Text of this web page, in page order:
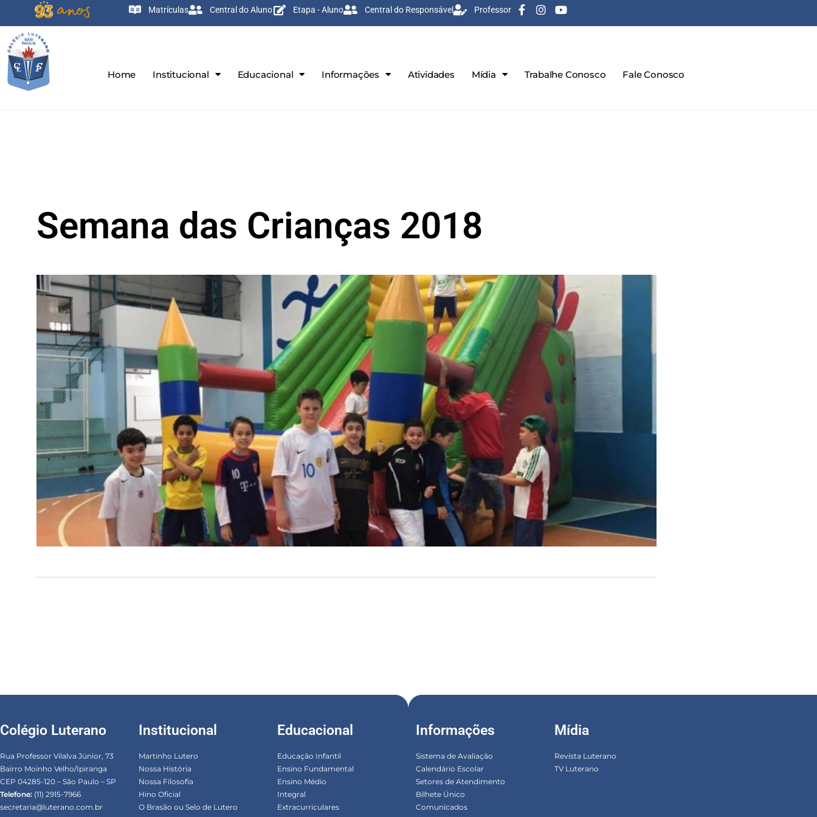
Matrículas Central do Aluno Etapa - Aluno Central do Responsável Professor
Home Institucional Educacional Informações Atividades Mídia Trabalhe Conosco Fale Conosco
Semana das Crianças 2018
Colégio Luterano
Rua Professor Vilalva Júnior, 73
Bairro Moinho Velho/Ipiranga
CEP 04285-120 – São Paulo – SP
Telefone: (11) 2915-7966
secretaria@luterano.com.br
Institucional
Martinho Lutero
Nossa História
Nossa Filosofia
Hino Oficial
O Brasão ou Selo de Lutero
Educacional
Educação Infantil
Ensino Fundamental
Ensino Médio
Integral
Extracurriculares
Informações
Sistema de Avaliação
Calendário Escolar
Setores de Atendimento
Bilhete Único
Comunicados
Mídia
Revista Luterano
TV Luterano